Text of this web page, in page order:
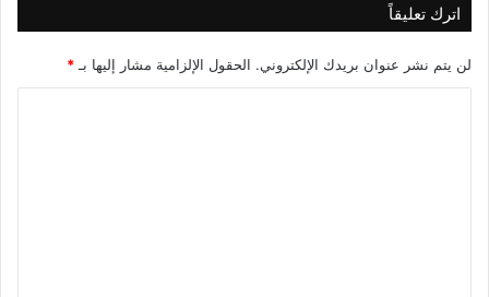
اترك تعليقاً
لن يتم نشر عنوان بريدك الإلكتروني. الحقول الإلزامية مشار إليها بـ *